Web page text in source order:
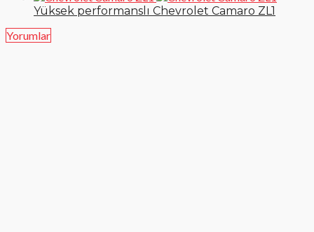
Yüksek performanslı Chevrolet Camaro ZL1
Yorumlar